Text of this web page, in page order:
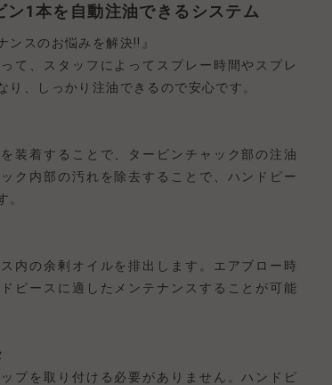
ン1本を自動注油できるシステム
ンスのお悩みを解決!!』
て、スタッフによってスプレー時間やスプレ
り、しっかり注油できるので安心です。
装着することで、タービンチャック部の注油
ク内部の汚れを除去することで、ハンドピー
。
内の余剰オイルを排出します。エアブロー時
ピースに適したメンテナンスすることが可能
プを取り付ける必要がありません。ハンドピ